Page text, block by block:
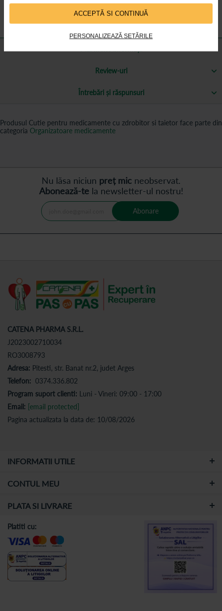
ACCEPTĂ SI CONTINUĂ
PERSONALIZEAZĂ SETĂRILE
https://www.catenapascupas.ro/wp-
content/uploads/2014/02/Cum-se-foloseste-zdrobitorul-de-
Review-uri
Întrebări și răspunsuri
Produsul Cutie pentru medicamente cu zdrobitor si taietor face parte din
categoria Organizatoare medicamente
Nu lăsa niciun preț mic neobservat.
Abonează-tela newsletter-ul nostru!
Abonare
CATENA PHARMA S.R.L.
J2023002710034
RO3008793
Adresa: Pitesti, str. Banat nr.2, judet Arges
Telefon: 0374.336.802
Program suport clienti: Luni - Vineri: 09:00 - 17:00
Email: [email protected]
Pagina actualizata la data de: 10/08/2026
INFORMATII UTILE
CONTUL MEU
PLATA SI LIVRARE
Platiti cu: